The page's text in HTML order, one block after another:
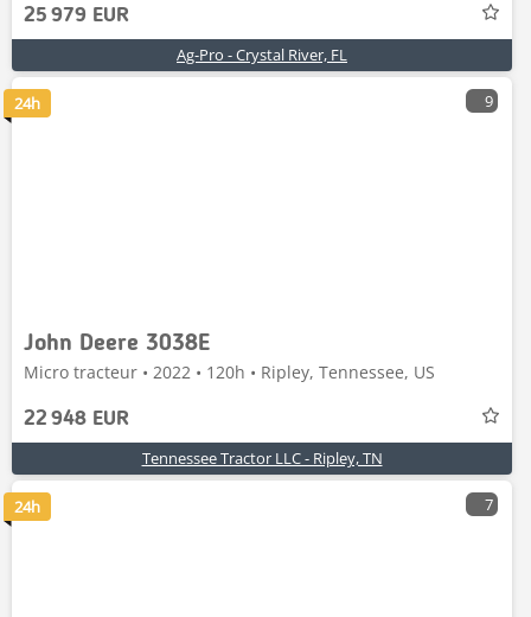
25 979 EUR
Ag-Pro - Crystal River, FL
9
John Deere 3038E
Micro tracteur • 2022 • 120h • Ripley, Tennessee, US
22 948 EUR
Tennessee Tractor LLC - Ripley, TN
24h
7
24h